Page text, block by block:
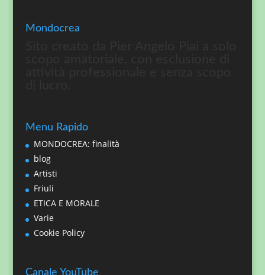
Mondocrea
Menu Rapido
MONDOCREA: finalità
blog
Artisti
Friuli
ETICA E MORALE
Varie
Cookie Policy
Canale YouTube